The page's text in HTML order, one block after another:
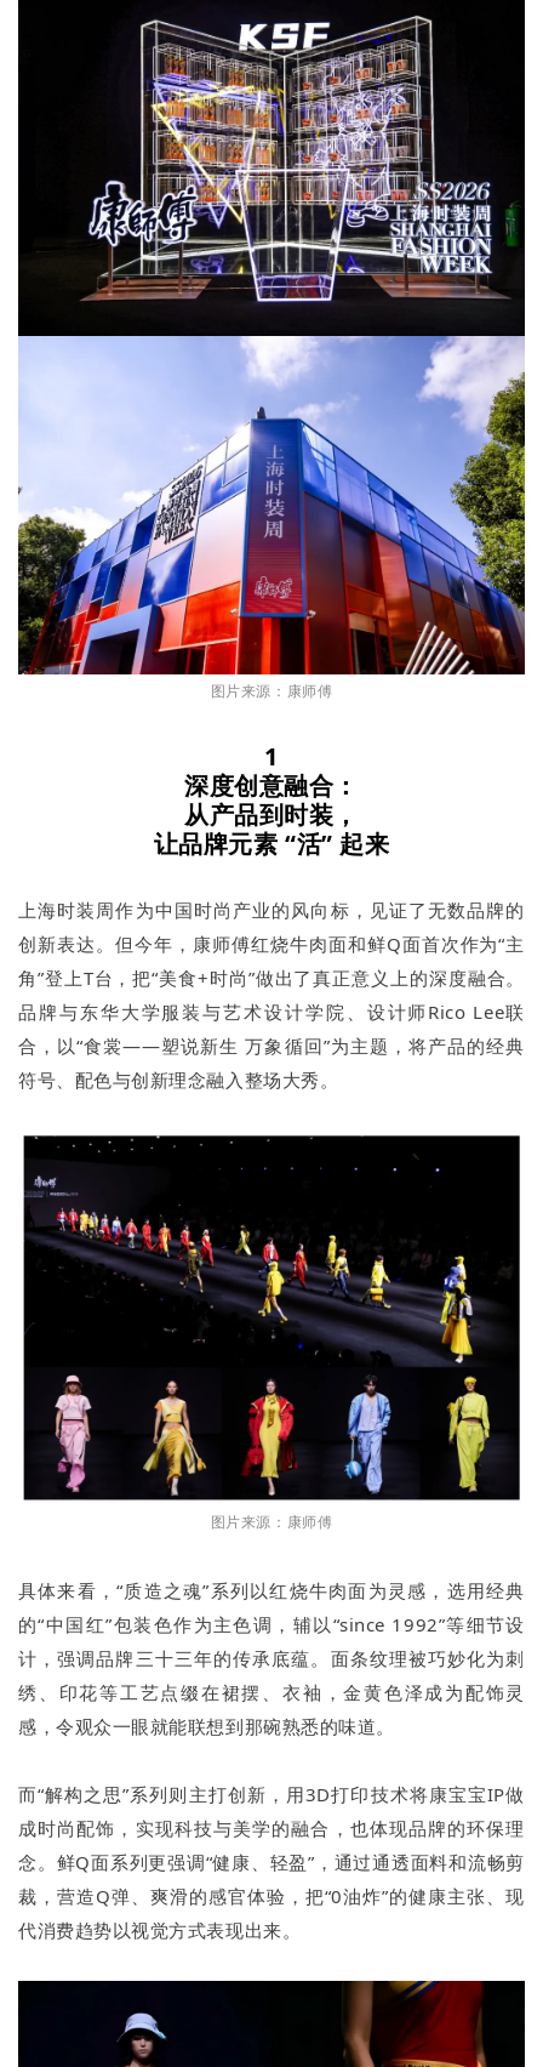
图片来源：康师傅
1
深度创意融合：
从产品到时装，
让品牌元素 “活” 起来
上海时装周作为中国时尚产业的风向标，见证了无数品牌的
创新表达。但今年，康师傅红烧牛肉面和鲜Q面首次作为“主
角”登上T台，把“美食+时尚”做出了真正意义上的深度融合。
品牌与东华大学服装与艺术设计学院、设计师Rico Lee联
合，以“食裳——塑说新生 万象循回”为主题，将产品的经典
符号、配色与创新理念融入整场大秀。
图片来源：康师傅
具体来看，“质造之魂”系列以红烧牛肉面为灵感，选用经典
的“中国红”包装色作为主色调，辅以“since 1992”等细节设
计，强调品牌三十三年的传承底蕴。面条纹理被巧妙化为刺
绣、印花等工艺点缀在裙摆、衣袖，金黄色泽成为配饰灵
感，令观众一眼就能联想到那碗熟悉的味道。
而“解构之思”系列则主打创新，用3D打印技术将康宝宝IP做
成时尚配饰，实现科技与美学的融合，也体现品牌的环保理
念。鲜Q面系列更强调“健康、轻盈”，通过通透面料和流畅剪
裁，营造Q弹、爽滑的感官体验，把“0油炸”的健康主张、现
代消费趋势以视觉方式表现出来。